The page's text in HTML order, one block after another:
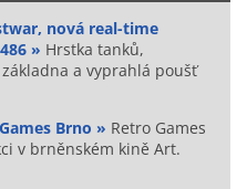
nová real-time
» Hrstka tanků,
a vyprahlá poušť
Brno » Retro Games
v brněnském kině Art.